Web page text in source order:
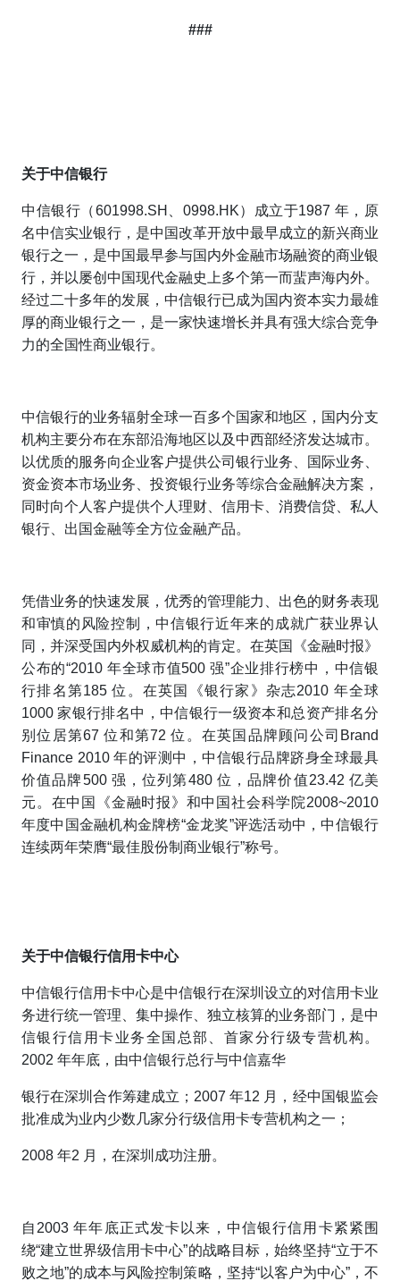
###
关于中信银行
中信银行（601998.SH、0998.HK）成立于1987 年，原
名中信实业银行，是中国改革开放中最早成立的新兴商业
银行之一，是中国最早参与国内外金融市场融资的商业银
行，并以屡创中国现代金融史上多个第一而蜚声海内外。
经过二十多年的发展，中信银行已成为国内资本实力最雄
厚的商业银行之一，是一家快速增长并具有强大综合竞争
力的全国性商业银行。
中信银行的业务辐射全球一百多个国家和地区，国内分支
机构主要分布在东部沿海地区以及中西部经济发达城市。
以优质的服务向企业客户提供公司银行业务、国际业务、
资金资本市场业务、投资银行业务等综合金融解决方案，
同时向个人客户提供个人理财、信用卡、消费信贷、私人
银行、出国金融等全方位金融产品。
凭借业务的快速发展，优秀的管理能力、出色的财务表现
和审慎的风险控制，中信银行近年来的成就广获业界认
同，并深受国内外权威机构的肯定。在英国《金融时报》
公布的“2010 年全球市值500 强”企业排行榜中，中信银
行排名第185 位。在英国《银行家》杂志2010 年全球
1000 家银行排名中，中信银行一级资本和总资产排名分
别位居第67 位和第72 位。在英国品牌顾问公司Brand
Finance 2010 年的评测中，中信银行品牌跻身全球最具
价值品牌500 强，位列第480 位，品牌价值23.42 亿美
元。在中国《金融时报》和中国社会科学院2008~2010
年度中国金融机构金牌榜“金龙奖”评选活动中，中信银行
连续两年荣膺“最佳股份制商业银行”称号。
关于中信银行信用卡中心
中信银行信用卡中心是中信银行在深圳设立的对信用卡业
务进行统一管理、集中操作、独立核算的业务部门，是中
信银行信用卡业务全国总部、首家分行级专营机构。
2002 年年底，由中信银行总行与中信嘉华
银行在深圳合作筹建成立；2007 年12 月，经中国银监会
批准成为业内少数几家分行级信用卡专营机构之一；
2008 年2 月，在深圳成功注册。
自2003 年年底正式发卡以来，中信银行信用卡紧紧围
绕“建立世界级信用卡中心”的战略目标，始终坚持“立于不
败之地”的成本与风险控制策略，坚持“以客户为中心”，不